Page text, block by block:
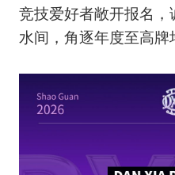
竞技爱好者敞开报名
水间，角逐年度至高牌